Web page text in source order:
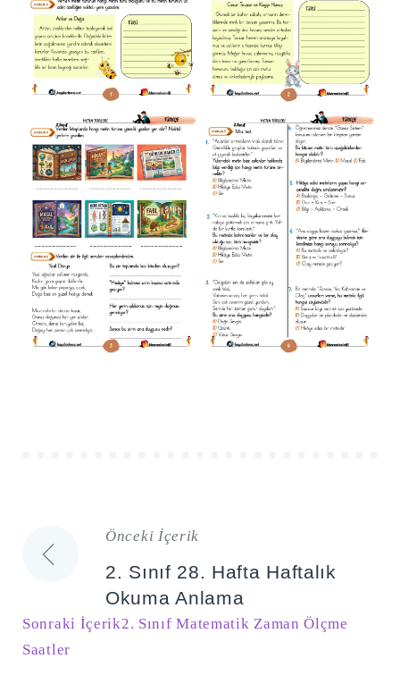
Yazı
gezinmesi
Önceki İçerik
2. Sınıf 28. Hafta Haftalık
Okuma Anlama
Sonraki İçerik2. Sınıf Matematik Zaman Ölçme
Saatler